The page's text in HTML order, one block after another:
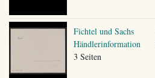
Fichtel und Sachs
Händlerinformation
3 Seiten